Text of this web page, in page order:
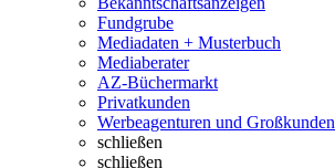
Fundgrube
Mediadaten + Musterbuch
Mediaberater
AZ-Büchermarkt
Privatkunden
Werbeagenturen und Großkunden
schließen
schließen